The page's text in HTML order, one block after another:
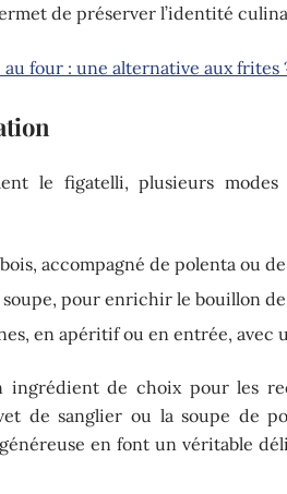
de préserver l’identité
au four : une alternative aux frites
le figatelli, plusieurs
accompagné de polenta ou
pour enrichir le bouillon de
en apéritif ou en entrée, avec
ingrédient de choix pour les
de sanglier ou la soupe de
en font un véritable